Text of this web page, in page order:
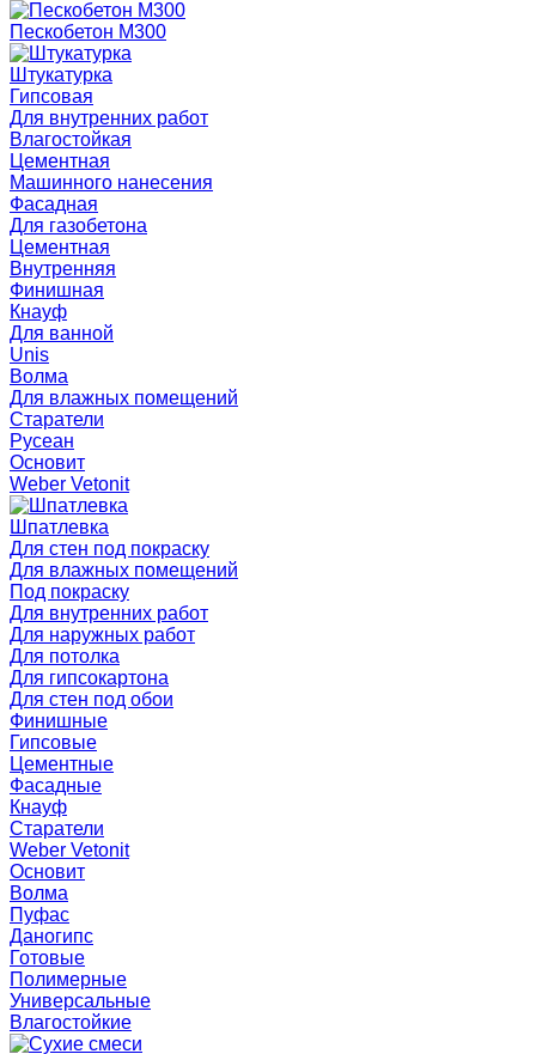
Пескобетон М300
Штукатурка
Гипсовая
Для внутренних работ
Влагостойкая
Цементная
Машинного нанесения
Фасадная
Для газобетона
Цементная
Внутренняя
Финишная
Кнауф
Для ванной
Unis
Волма
Для влажных помещений
Старатели
Русеан
Основит
Weber Vetonit
Шпатлевка
Для стен под покраску
Для влажных помещений
Под покраску
Для внутренних работ
Для наружных работ
Для потолка
Для гипсокартона
Для стен под обои
Финишные
Гипсовые
Цементные
Фасадные
Кнауф
Старатели
Weber Vetonit
Основит
Волма
Пуфас
Даногипс
Готовые
Полимерные
Универсальные
Влагостойкие